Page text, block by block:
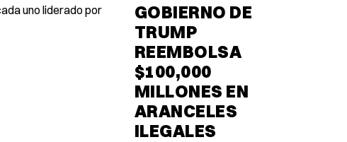
uno liderado por
GOBIERNO DE
TRUMP
REEMBOLSA
$100,000
MILLONES EN
ARANCELES
ILEGALES